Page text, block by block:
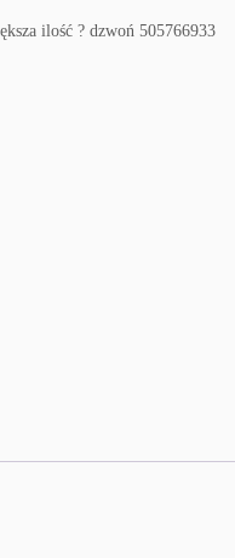
ilość ? dzwoń 505766933